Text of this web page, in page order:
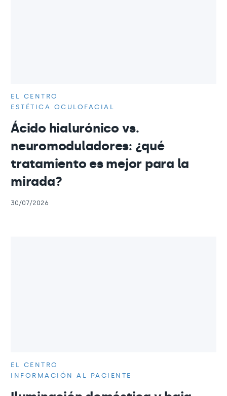
EL CENTRO
ESTÉTICA OCULOFACIAL
Ácido hialurónico vs.
neuromoduladores: ¿qué
tratamiento es mejor para la
mirada?
30/07/2026
EL CENTRO
INFORMACIÓN AL PACIENTE